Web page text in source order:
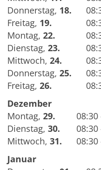
Donnerstag, 18.
Freitag, 19.
Montag, 22.
Dienstag, 23.
Mittwoch, 24.
Donnerstag, 25.
Freitag, 26.
Dezember
Montag, 29.
08:30
Dienstag, 30.
08:30
Mittwoch, 31.
08:30
Januar